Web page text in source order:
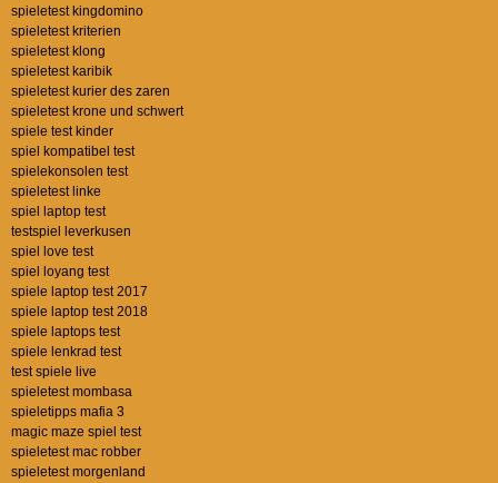
spieletest kingdomino
spieletest kriterien
spieletest klong
spieletest karibik
spieletest kurier des zaren
spieletest krone und schwert
spiele test kinder
spiel kompatibel test
spielekonsolen test
spieletest linke
spiel laptop test
testspiel leverkusen
spiel love test
spiel loyang test
spiele laptop test 2017
spiele laptop test 2018
spiele laptops test
spiele lenkrad test
test spiele live
spieletest mombasa
spieletipps mafia 3
magic maze spiel test
spieletest mac robber
spieletest morgenland